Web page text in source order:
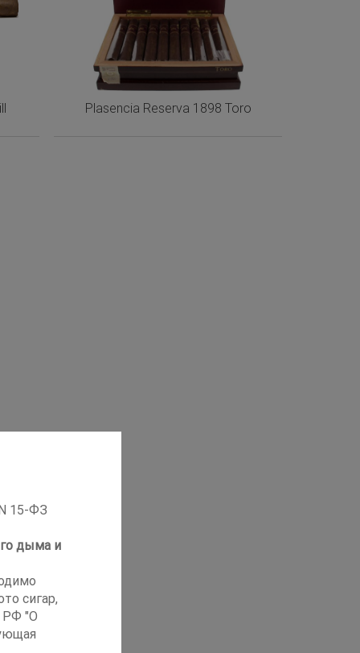
Plasencia Reserva 1898 Toro
15-ФЗ
дыма и
сигар,
РФ "О